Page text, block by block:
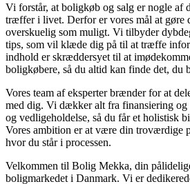
Vi forstår, at boligkøb og salg er nogle af
træffer i livet. Derfor er vores mål at gøre
overskuelig som muligt. Vi tilbyder
tips, som vil klæde dig på til at træffe
indhold er skræddersyet til at
boligkøbere, så du altid kan finde det, du
Vores team af eksperter brænder for at
med dig. Vi dækker alt fra finansiering
og vedligeholdelse, så du får et holistisk
Vores ambition er at være din troværdige
hvor du står i processen.
Velkommen til Bolig Mekka, din
boligmarkedet i Danmark. Vi er